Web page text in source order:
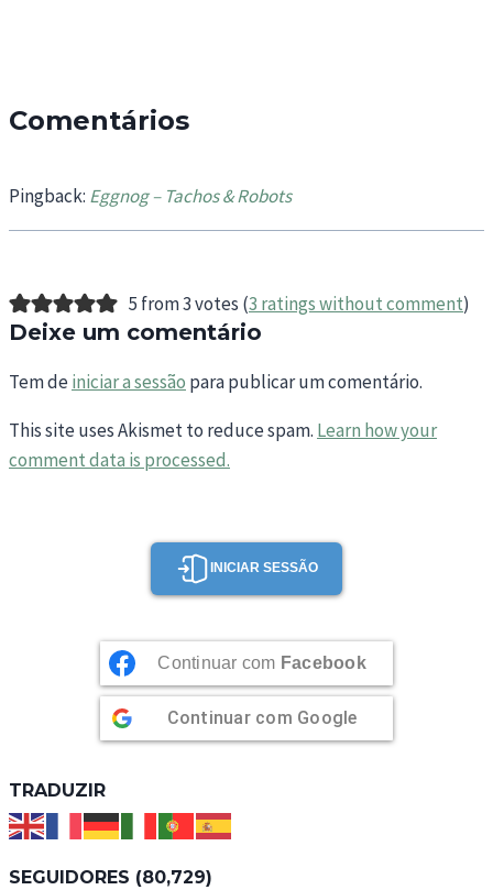
Comentários
Pingback: Eggnog – Tachos & Robots
5 from 3 votes (3 ratings without comment)
Deixe um comentário
Tem deiniciar a sessão para publicar um comentário.
This site uses Akismet to reduce spam. Learn how your
comment data is processed.
INICIAR SESSÃO
Continuar com Facebook
Continuar com Google
TRADUZIR
SEGUIDORES (80,729)